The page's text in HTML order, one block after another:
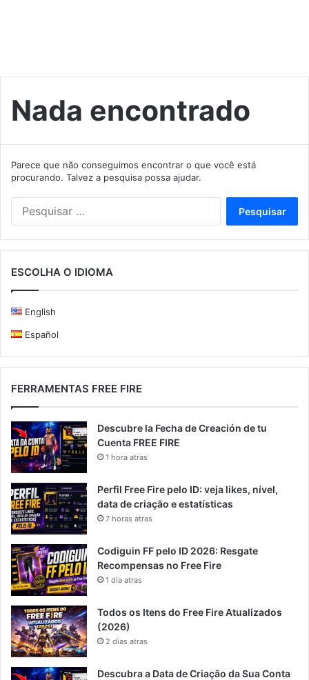
Nada encontrado
Parece que não conseguimos encontrar o que você está
procurando. Talvez a pesquisa possa ajudar.
ESCOLHA O IDIOMA
English
Español
FERRAMENTAS FREE FIRE
Descubre la Fecha de Creación de tu
Cuenta FREE FIRE
1 hora atras
Perfil Free Fire pelo ID: veja likes, nível,
data de criação e estatísticas
7 horas atras
Codiguin FF pelo ID 2026: Resgate
Recompensas no Free Fire
1 dia atras
Todos os Itens do Free Fire Atualizados
(2026)
2 dias atras
Descubra a Data de Criação da Sua Conta